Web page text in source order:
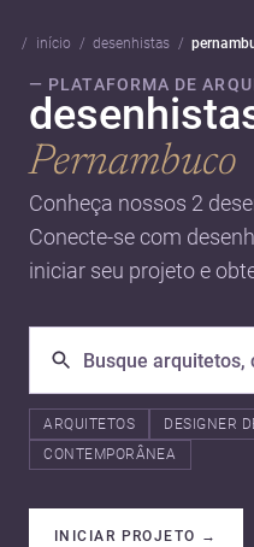
início desenhistas
— PLATAFORMA DE
Pernambuco
Conheça nossos 2
Conecte-se com
iniciar seu projeto e
ARQUITETOS DESIGNER
CONTEMPORÂNEA
INICIAR PROJETO →